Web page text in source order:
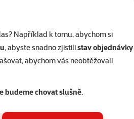
Například k tomu, abychom si
, abyste snadno zjistilistav objednávky
abychom vás neobtěžovali
budeme chovat slušně.
Skladem
zdarma
do
Small &